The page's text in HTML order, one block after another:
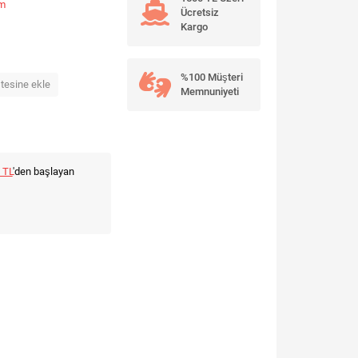
ekle
'den başlayan
Ücretsiz
Kargo
%100 Müşteri
Memnuniyeti